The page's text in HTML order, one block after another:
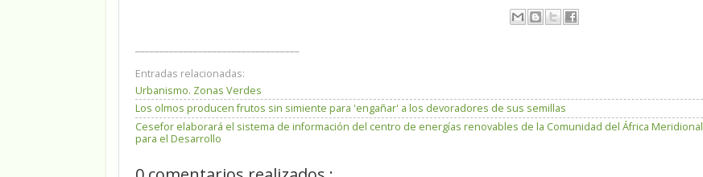
Entradas relacionadas:
Urbanismo. Zonas Verdes
Los olmos producen frutos sin simiente para 'engañar' a los devoradores de sus semillas
Cesefor elaborará el sistema de información del centro de energías renovables de la Comunidad del África Meridional
para el Desarrollo